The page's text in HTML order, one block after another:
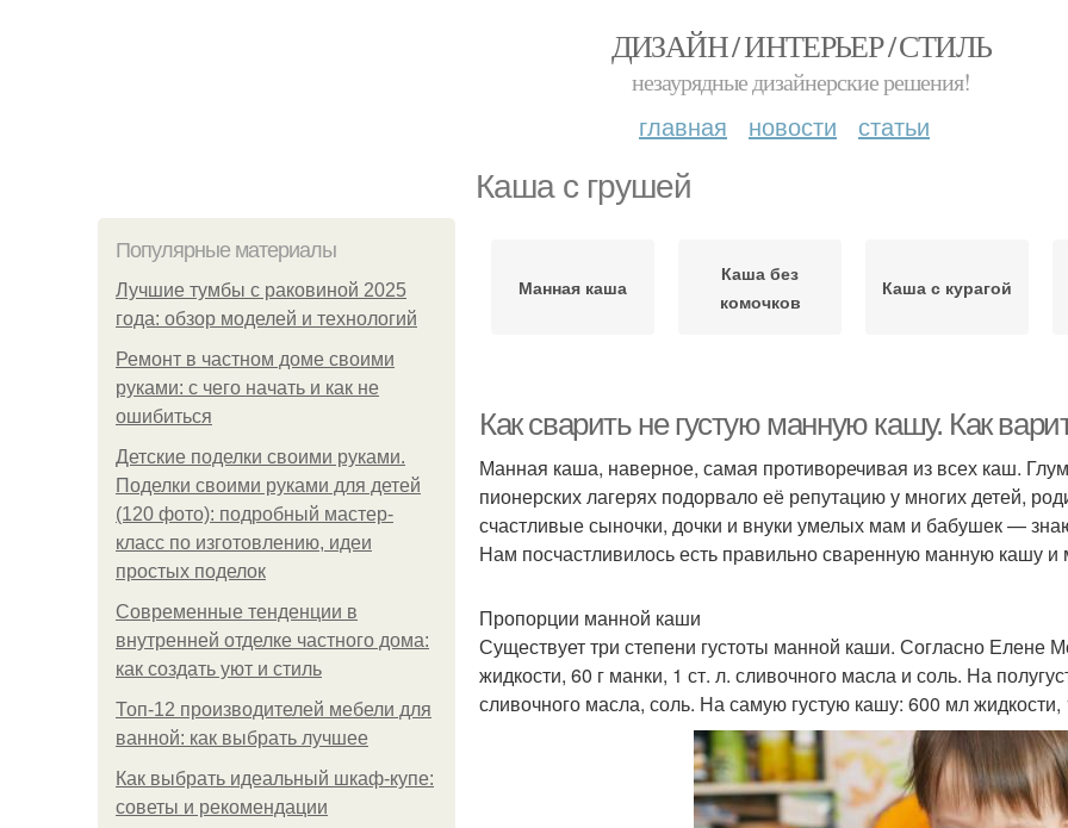
ДИЗАЙН / ИНТЕРЬЕР / СТИЛЬ
незаурядные дизайнерские решения!
главная новости статьи
Каша с грушей
Популярные материалы
Лучшие тумбы с раковиной 2025
года: обзор моделей и технологий
Ремонт в частном доме своими
руками: с чего начать и как не
ошибиться
Детские поделки своими руками.
Поделки своими руками для детей
(120 фото): подробный мастер-
класс по изготовлению, идеи
простых поделок
Современные тенденции в
внутренней отделке частного дома:
как создать уют и стиль
Топ-12 производителей мебели для
ванной: как выбрать лучшее
Как выбрать идеальный шкаф-купе:
советы и рекомендации
Манная каша
Каша без
комочков
Каша с курагой
Как сварить не густую манную кашу. Как
Манная каша, наверное, самая противоречивая из всех каш.
пионерских лагерях подорвало её репутацию у многих детей,
счастливые сыночки, дочки и внуки умелых мам и бабушек —
Нам посчастливилось есть правильно сваренную манную кашу и
Пропорции манной каши
Существует три степени густоты манной каши. Согласно Елене
жидкости, 60 г манки, 1 ст. л. сливочного масла и соль. На
сливочного масла, соль. На самую густую кашу: 600 мл жидкости,